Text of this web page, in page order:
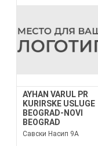
AYHAN VARUL PR
KURIRSKE USLUGE
BEOGRAD-NOVI
BEOGRAD
Савски Насип 9А